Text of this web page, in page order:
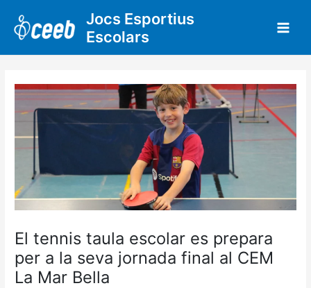
contingut
Jocs Esportius
Escolars
El tennis taula escolar es prepara
per a la seva jornada final al CEM
La Mar Bella